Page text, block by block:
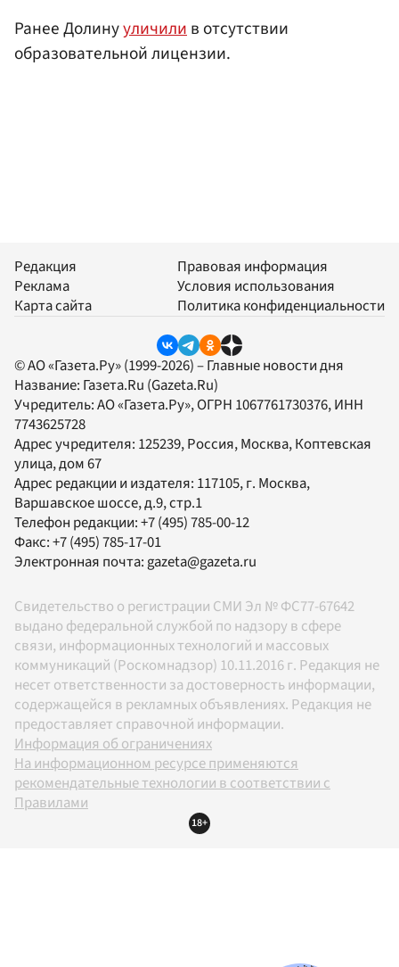
Ранее Долинууличилив отсутствии
образовательной лицензии.
Редакция
Реклама
Карта сайта
Правовая информация
Условия использования
Политика конфиденциальности
© АО «Газета.Ру» (1999-2026) – Главные новости дня
Название: Газета.Ru (Gazeta.Ru)
Учредитель:АО «Газета.Ру», ОГРН 1067761730376, ИНН
7743625728
Адрес учредителя: 125239, Россия, Москва, Коптевская
улица, дом 67
Адрес редакции и издателя: 117105, г. Москва,
Варшавское шоссе, д.9, стр.1
Телефон редакции:+7 (495) 785-00-12
Факс:+7 (495) 785-17-01
Электронная почта: gazeta@gazeta.ru
Свидетельство о регистрации СМИ Эл № ФС77-67642
выдано федеральной службой по надзору в сфере
связи, информационных технологий и массовых
коммуникаций (Роскомнадзор) 10.11.2016 г. Редакция не
несет ответственности за достоверность информации,
содержащейся в рекламных объявлениях. Редакция не
предоставляет справочной информации.
Информация об ограничениях
На информационном ресурсе применяются
рекомендательные технологии в соответствии с
Правилами
18+